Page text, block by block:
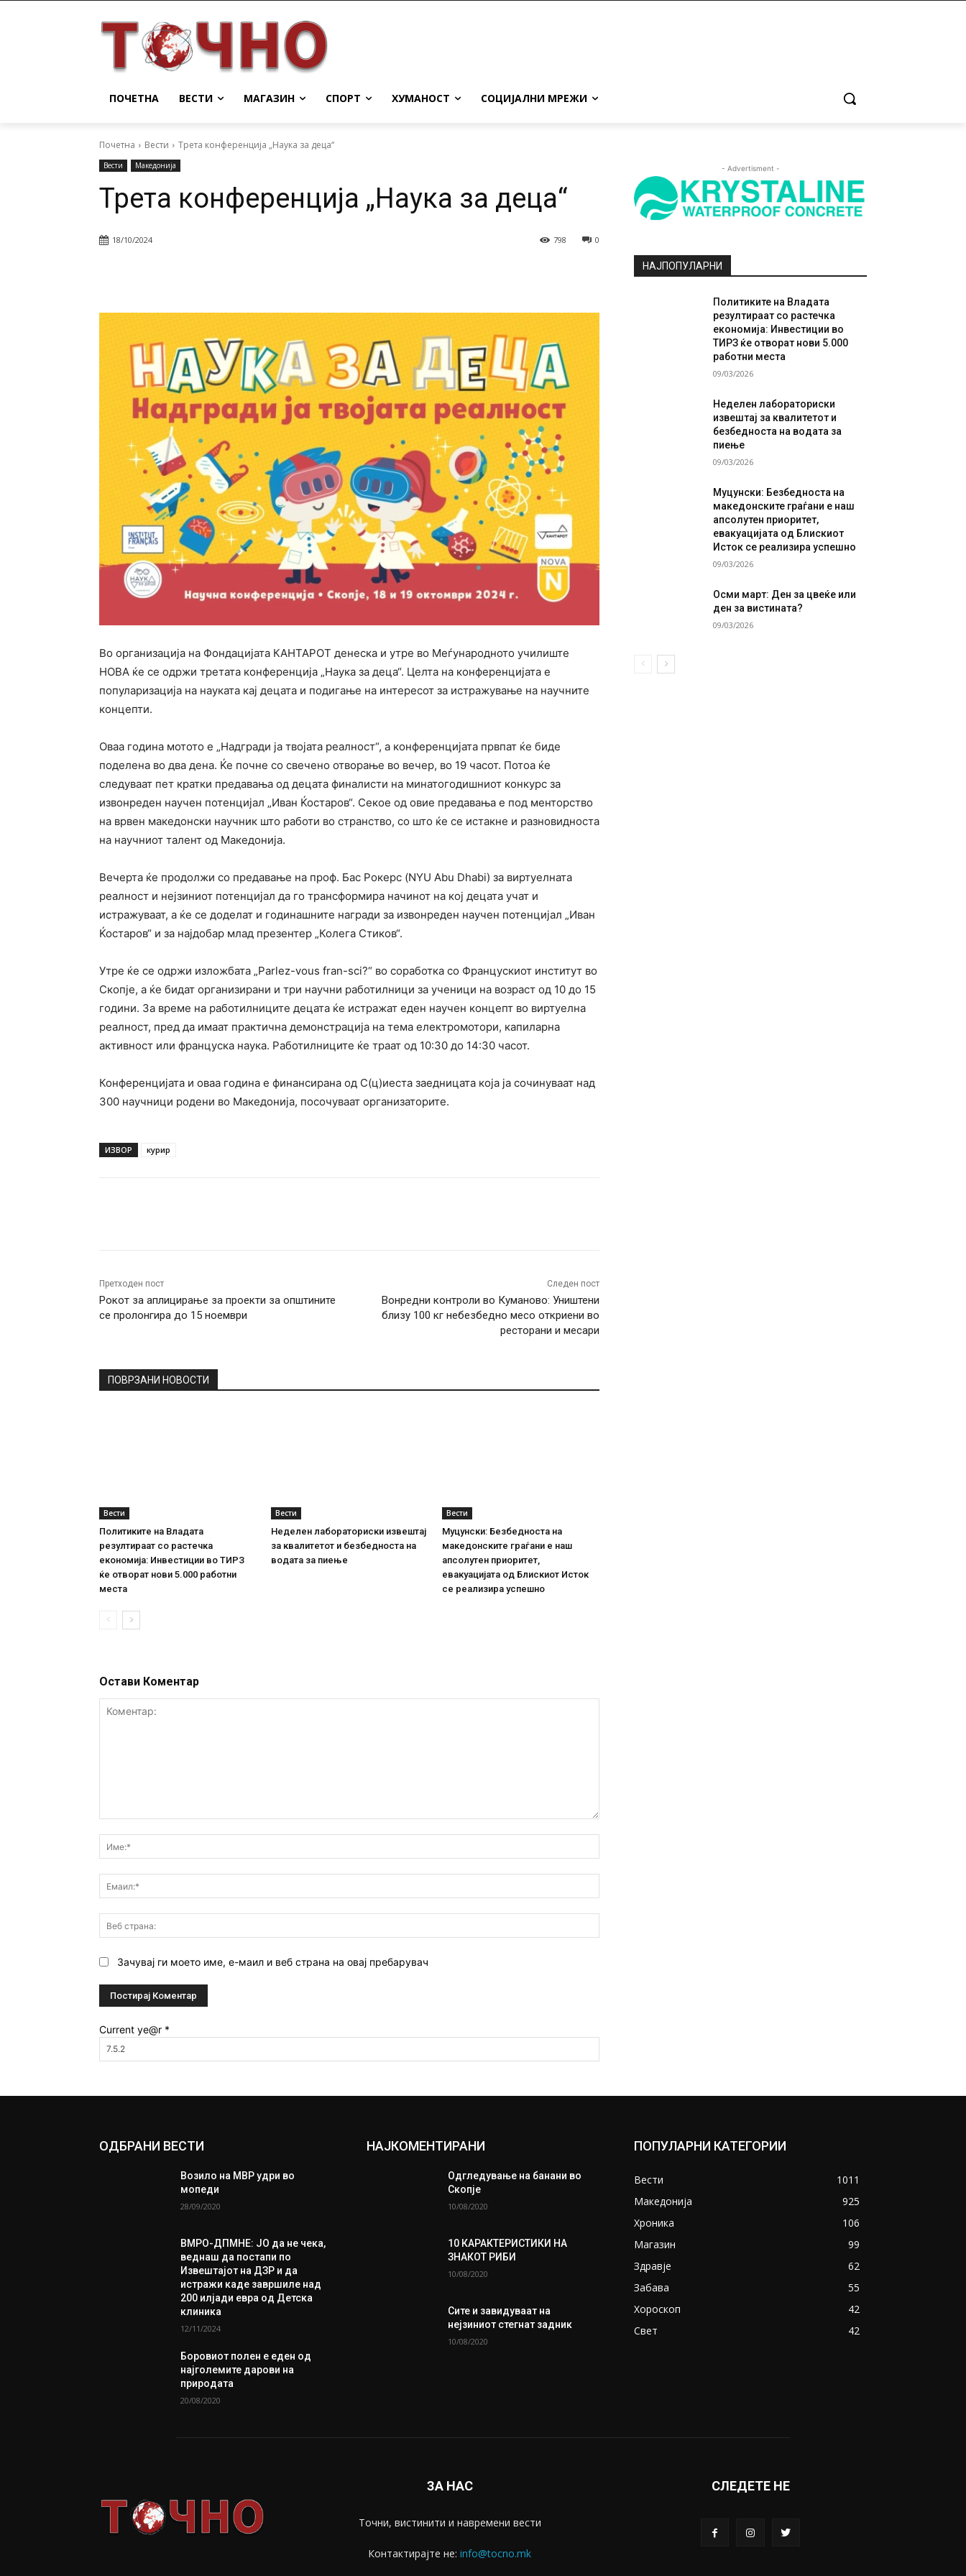
ПОЧЕТНА ВЕСТИ МАГАЗИН СПОРТ ХУМАНОСТ СОЦИЈАЛНИ МРЕЖИ
Почетна Вести Трета конференција „Наука за деца“
Вести Македонија
Трета конференција „Наука за деца“
18/10/2024 0
798
Во организација на Фондацијата КАНТАРОТ денеска и утре во Меѓународното училиште
НОВА ќе се одржи третата конференција „Наука за деца“. Целта на конференцијата е
популаризација на науката кај децата и подигање на интересот за истражување на научните
концепти.
Оваа година мотото е „Надгради ја твојата реалност“, а конференцијата првпат ќе биде
поделена во два дена. Ќе почне со свечено отворање во вечер, во 19 часот. Потоа ќе
следуваат пет кратки предавања од децата финалисти на минатогодишниот конкурс за
извонреден научен потенцијал „Иван Ќостаров“. Секое од овие предавања е под менторство
на врвен македонски научник што работи во странство, со што ќе се истакне и разновидноста
на научниот талент од Македонија.
Вечерта ќе продолжи со предавање на проф. Бас Рокерс (NYU Abu Dhabi) за виртуелната
реалност и нејзиниот потенцијал да го трансформира начинот на кој децата учат и
истражуваат, а ќе се доделат и годинашните награди за извонреден научен потенцијал „Иван
Ќостаров“ и за најдобар млад презентер „Колега Стиков“.
Утре ќе се одржи изложбата „Parlez-vous fran-sci?“ во соработка со Францускиот институт во
Скопје, а ќе бидат организирани и три научни работилници за ученици на возраст од 10 до 15
години. За време на работилниците децата ќе истражат еден научен концепт во виртуелна
реалност, пред да имаат практична демонстрација на тема електромотори, капиларна
активност или француска наука. Работилниците ќе траат од 10:30 до 14:30 часот.
Конференцијата и оваа година е финансирана од С(ц)иеста заедницата која ја сочинуваат над
300 научници родени во Македонија, посочуваат организаторите.
ИЗВОР курир
Претходен пост
Рокот за аплицирање за проекти за општините
се пролонгира до 15 ноември
Следен пост
Вонредни контроли во Куманово: Уништени
близу 100 кг небезбедно месо откриени во
ресторани и месари
ПОВРЗАНИ НОВОСТИ
Вести
Политиките на Владата
резултираат со растечка
економија: Инвестиции во ТИРЗ
ќе отворат нови 5.000 работни
места
Вести
Неделен лабораториски извештај
за квалитетот и безбедноста на
водата за пиење
Вести
Муцунски: Безбедноста на
македонските граѓани е наш
апсолутен приоритет,
евакуацијата од Блискиот Исток
се реализира успешно
Остави Коментар
страна:
Зачувај ги моето име, е-маил и веб страна на овај пребарувач
Current ye@r *
- Advertisment -
НАЈПОПУЛАРНИ
Политиките на Владата
резултираат со растечка
економија: Инвестиции во
ТИРЗ ќе отворат нови 5.000
работни места
09/03/2026
Неделен лабораториски
извештај за квалитетот и
безбедноста на водата за
пиење
09/03/2026
Муцунски: Безбедноста на
македонските граѓани е наш
апсолутен приоритет,
евакуацијата од Блискиот
Исток се реализира успешно
09/03/2026
Осми март: Ден за цвеќе или
ден за вистината?
09/03/2026
ОДБРАНИ ВЕСТИ
Возило на МВР удри во
мопеди
28/09/2020
ВМРО-ДПМНЕ: ЈО да не чека,
веднаш да постапи по
Извештајот на ДЗР и да
истражи каде завршиле над
200 илјади евра од Детска
клиника
12/11/2024
Боровиот полен е еден од
најголемите дарови на
природата
20/08/2020
НАЈКОМЕНТИРАНИ
Одгледување на банани во
Скопје
10/08/2020
10 КАРАКТЕРИСТИКИ НА
ЗНАКОТ РИБИ
10/08/2020
Сите и завидуваат на
нејзиниот стегнат задник
10/08/2020
ПОПУЛАРНИ КАТЕГОРИИ
Вести
1011
Македонија
925
Хроника
106
Магазин
99
Здравје
62
Забава
55
Хороскоп
42
Свет
42
ЗА НАС
Точни, вистинити и навремени вести
Контактирајте не: info@tocno.mk
СЛЕДЕТЕ НЕ